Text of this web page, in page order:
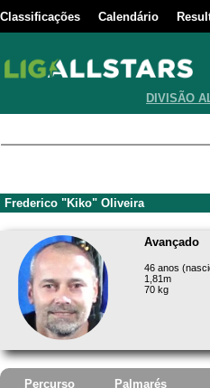
Classificações Calendário
DIVISÃO
Frederico "Kiko" Oliveira
Avançado
46 anos
1,81m
70 kg
Percurso Palmarés